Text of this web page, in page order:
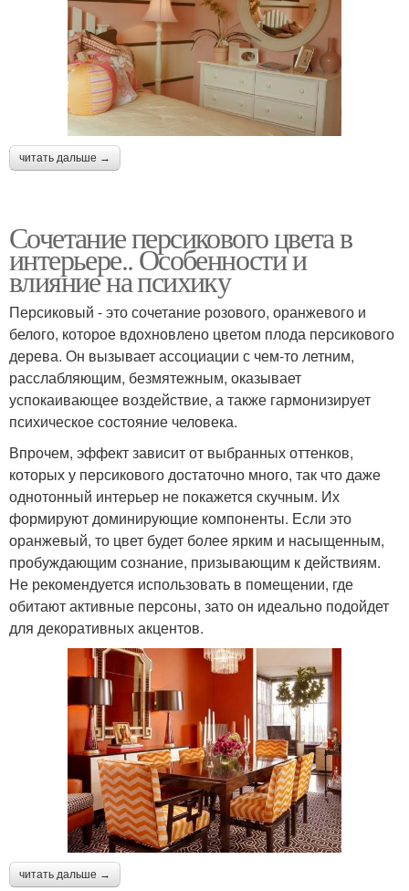
читать дальше →
Сочетание персикового цвета в
интерьере.. Особенности и
влияние на психику
Персиковый - это сочетание розового, оранжевого и
белого, которое вдохновлено цветом плода персикового
дерева. Он вызывает ассоциации с чем-то летним,
расслабляющим, безмятежным, оказывает
успокаивающее воздействие, а также гармонизирует
психическое состояние человека.
Впрочем, эффект зависит от выбранных оттенков,
которых у персикового достаточно много, так что даже
однотонный интерьер не покажется скучным. Их
формируют доминирующие компоненты. Если это
оранжевый, то цвет будет более ярким и насыщенным,
пробуждающим сознание, призывающим к действиям.
Не рекомендуется использовать в помещении, где
обитают активные персоны, зато он идеально подойдет
для декоративных акцентов.
читать дальше →